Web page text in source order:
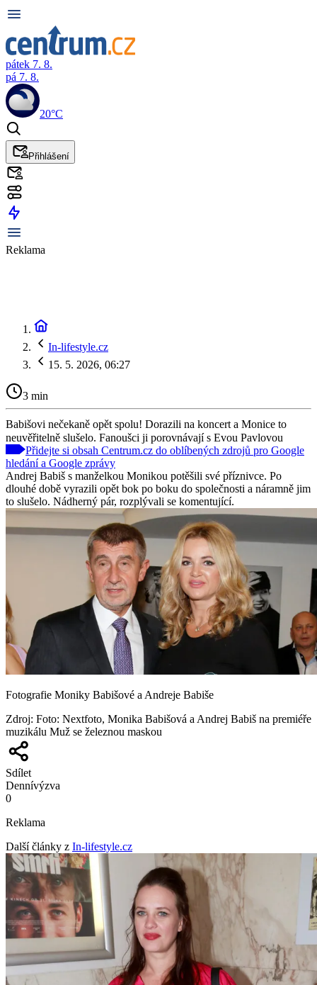
pátek 7. 8.
pá 7. 8.
20°C
Přihlášení
Reklama
In-lifestyle.cz
15. 5. 2026, 06:27
3 min
Babišovi nečekaně opět spolu! Dorazili na koncert a Monice to
neuvěřitelně slušelo. Fanoušci ji porovnávají s Evou Pavlovou
Přidejte si obsah Centrum.cz do oblíbených zdrojů pro Google
hledání a Google zprávy
Andrej Babiš s manželkou Monikou potěšili své příznivce. Po
dlouhé době vyrazili opět bok po boku do společnosti a náramně jim
to slušelo. Nádherný pár, rozplývali se komentující.
Fotografie Moniky Babišové a Andreje Babiše
Zdroj: Foto: Nextfoto, Monika Babišová a Andrej Babiš na premiéře
muzikálu Muž se železnou maskou
Sdílet
Dennívýzva
0
Reklama
Další články z In-lifestyle.cz